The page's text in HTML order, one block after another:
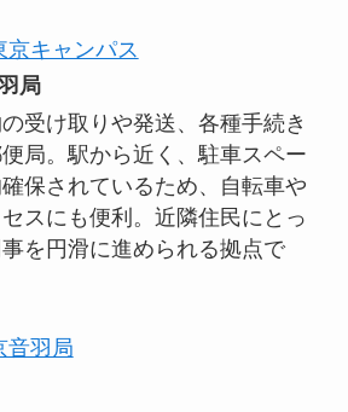
京キャンパス
局
受け取りや発送、各種手続き
局。駅から近く、駐車スペー
保されているため、自転車や
スにも便利。近隣住民にとっ
を円滑に進められる拠点で
音羽局